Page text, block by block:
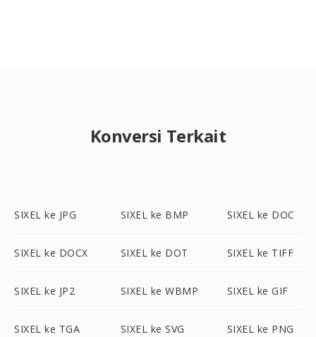
Konversi Terkait
SIXEL ke JPG SIXEL ke BMP SIXEL ke DOC
SIXEL ke DOCX SIXEL ke DOT SIXEL ke TIFF
SIXEL ke JP2 SIXEL ke WBMP SIXEL ke GIF
SIXEL ke TGA SIXEL ke SVG SIXEL ke PNG